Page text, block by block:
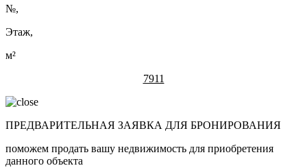
№,
Этаж,
м²
7911
ПРЕДВАРИТЕЛЬНАЯ ЗАЯВКА ДЛЯ БРОНИРОВАНИЯ
поможем продать вашу недвижимость для приобретения
данного объекта